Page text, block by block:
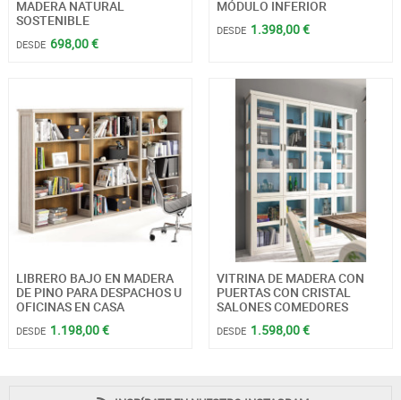
MADERA NATURAL
SOSTENIBLE
DESDE 698,00 €
MÓDULO INFERIOR
DESDE 1.398,00 €
LIBRERO BAJO EN MADERA
DE PINO PARA DESPACHOS U
OFICINAS EN CASA
DESDE 1.198,00 €
VITRINA DE MADERA CON
PUERTAS CON CRISTAL
SALONES COMEDORES
DESDE 1.598,00 €